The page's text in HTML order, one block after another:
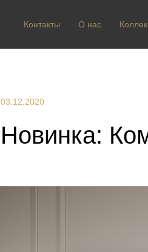
Контакты О нас
03.12.2020
Новинка: